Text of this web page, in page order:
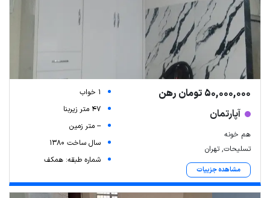
50,000,000 تومان رهن
آپارتمان
هم خونه
تسلیحات, تهران
مشاهده جزییات
1 خواب
47 متر زیربنا
-- متر زمین
سال ساخت 1380
شماره طبقه: همکف